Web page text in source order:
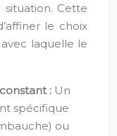
Cette
le choix
laquelle le
: Un
spécifique
ou